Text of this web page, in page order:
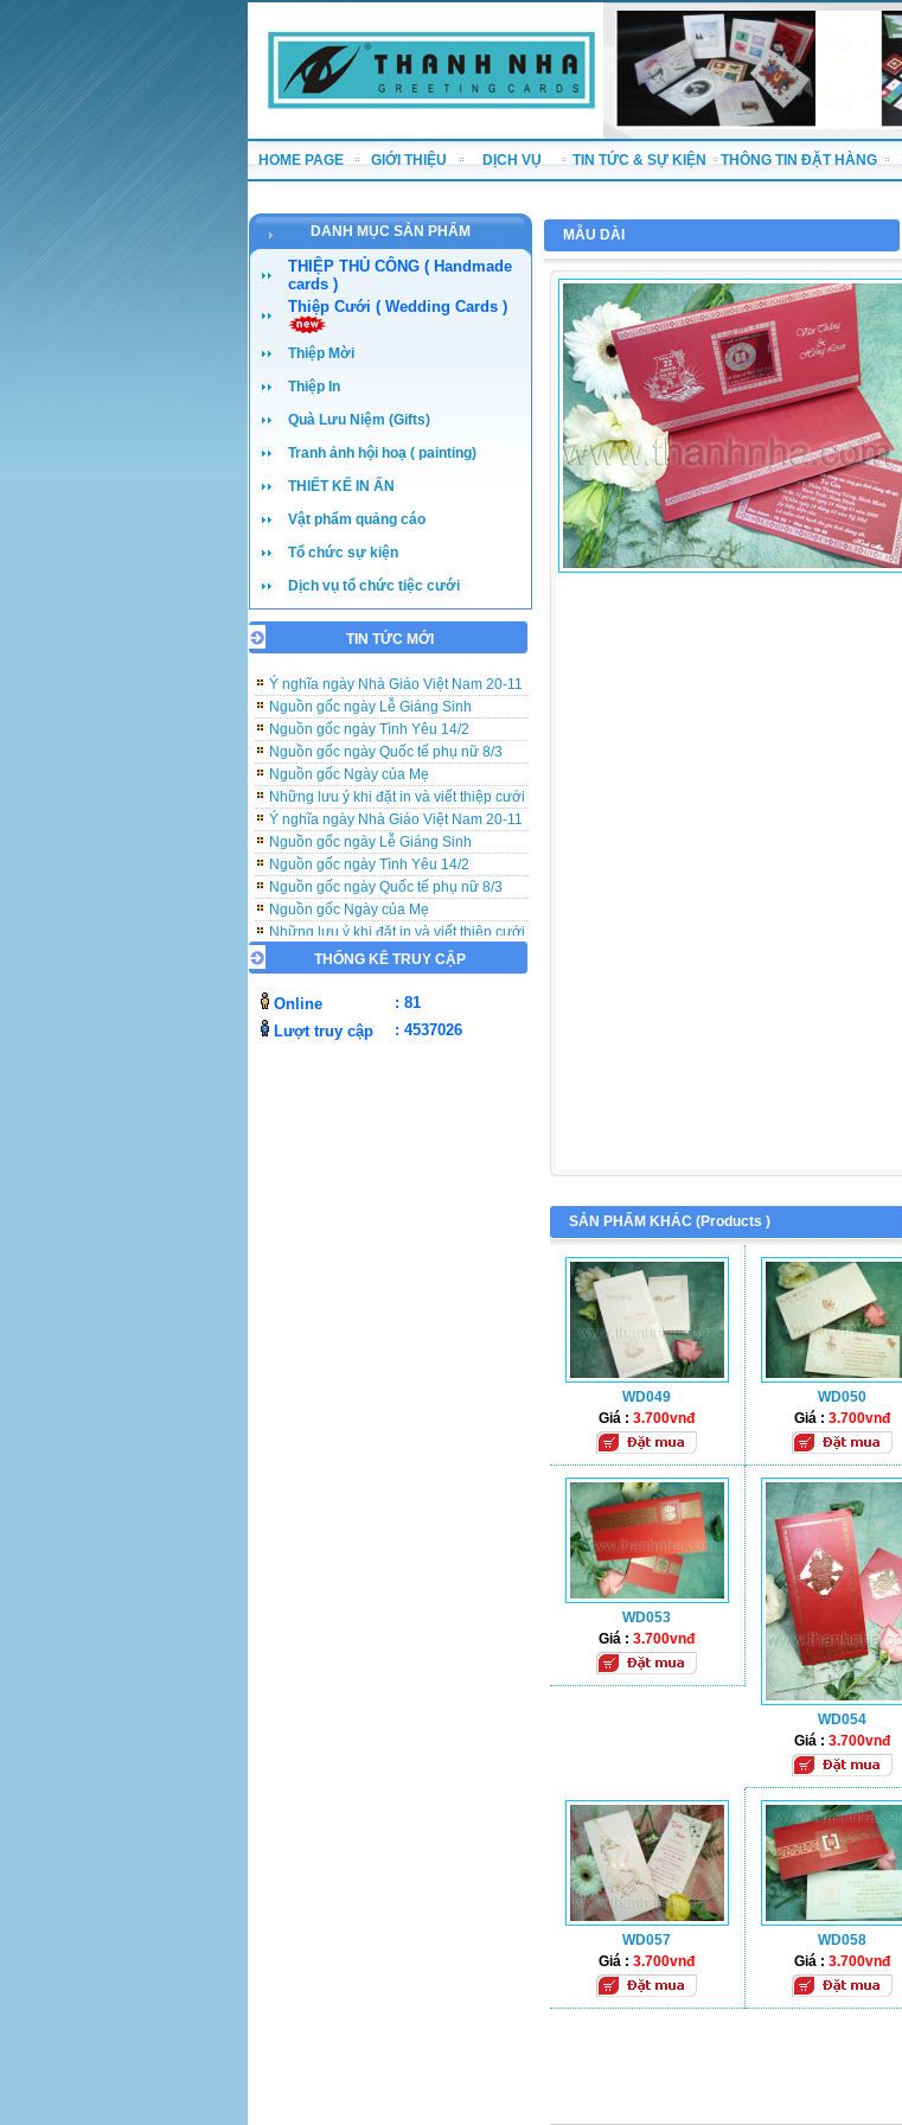
HOME PAGE GIỚI THIỆU DỊCH VỤ TIN TỨC & SỰ KIỆN THÔNG TIN ĐẶT HÀNG
DANH MỤC SẢN PHẨM
THIỆP THỦ CÔNG ( Handmade
cards )
Thiệp Cưới ( Wedding Cards )
Thiệp Mời
Thiệp In
Quà Lưu Niệm (Gifts)
Tranh ảnh hội hoạ ( painting)
THIẾT KẾ IN ẤN
Vật phẩm quảng cáo
Tổ chức sự kiện
Dịch vụ tổ chức tiệc cưới
TIN TỨC MỚI
Những lưu ý khi đặt in và viết thiệp cưới
Ý nghĩa ngày Nhà Giáo Việt Nam 20-11
Nguồn gốc ngày Lễ Giáng Sinh
Nguồn gốc ngày Tình Yêu 14/2
Nguồn gốc ngày Quốc tế phụ nữ 8/3
Nguồn gốc Ngày của Mẹ
Những lưu ý khi đặt in và viết thiệp cưới
Ý nghĩa ngày Nhà Giáo Việt Nam 20-11
Nguồn gốc ngày Lễ Giáng Sinh
Nguồn gốc ngày Tình Yêu 14/2
Nguồn gốc ngày Quốc tế phụ nữ 8/3
Nguồn gốc Ngày của Mẹ
Những lưu ý khi đặt in và viết thiệp cưới
Ý nghĩa ngày Nhà Giáo Việt Nam 20-11
Nguồn gốc ngày Lễ Giáng Sinh
Nguồn gốc ngày Quốc tế phụ nữ 8/3
Nguồn gốc Ngày của Mẹ
THỐNG KÊ TRUY CẬP
Online
: 81
Lượt truy cập
: 4537026
MẪU DÀI
SẢN PHẨM KHÁC (Products )
WD049
Giá : 3.700vnđ
WD050
Giá : 3.700vnđ
WD053
Giá : 3.700vnđ
WD054
Giá : 3.700vnđ
WD057
Giá : 3.700vnđ
WD058
Giá : 3.700vnđ